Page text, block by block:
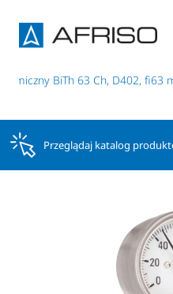
BiTh 63 Ch, D402, fi63
Przeglądaj katalog